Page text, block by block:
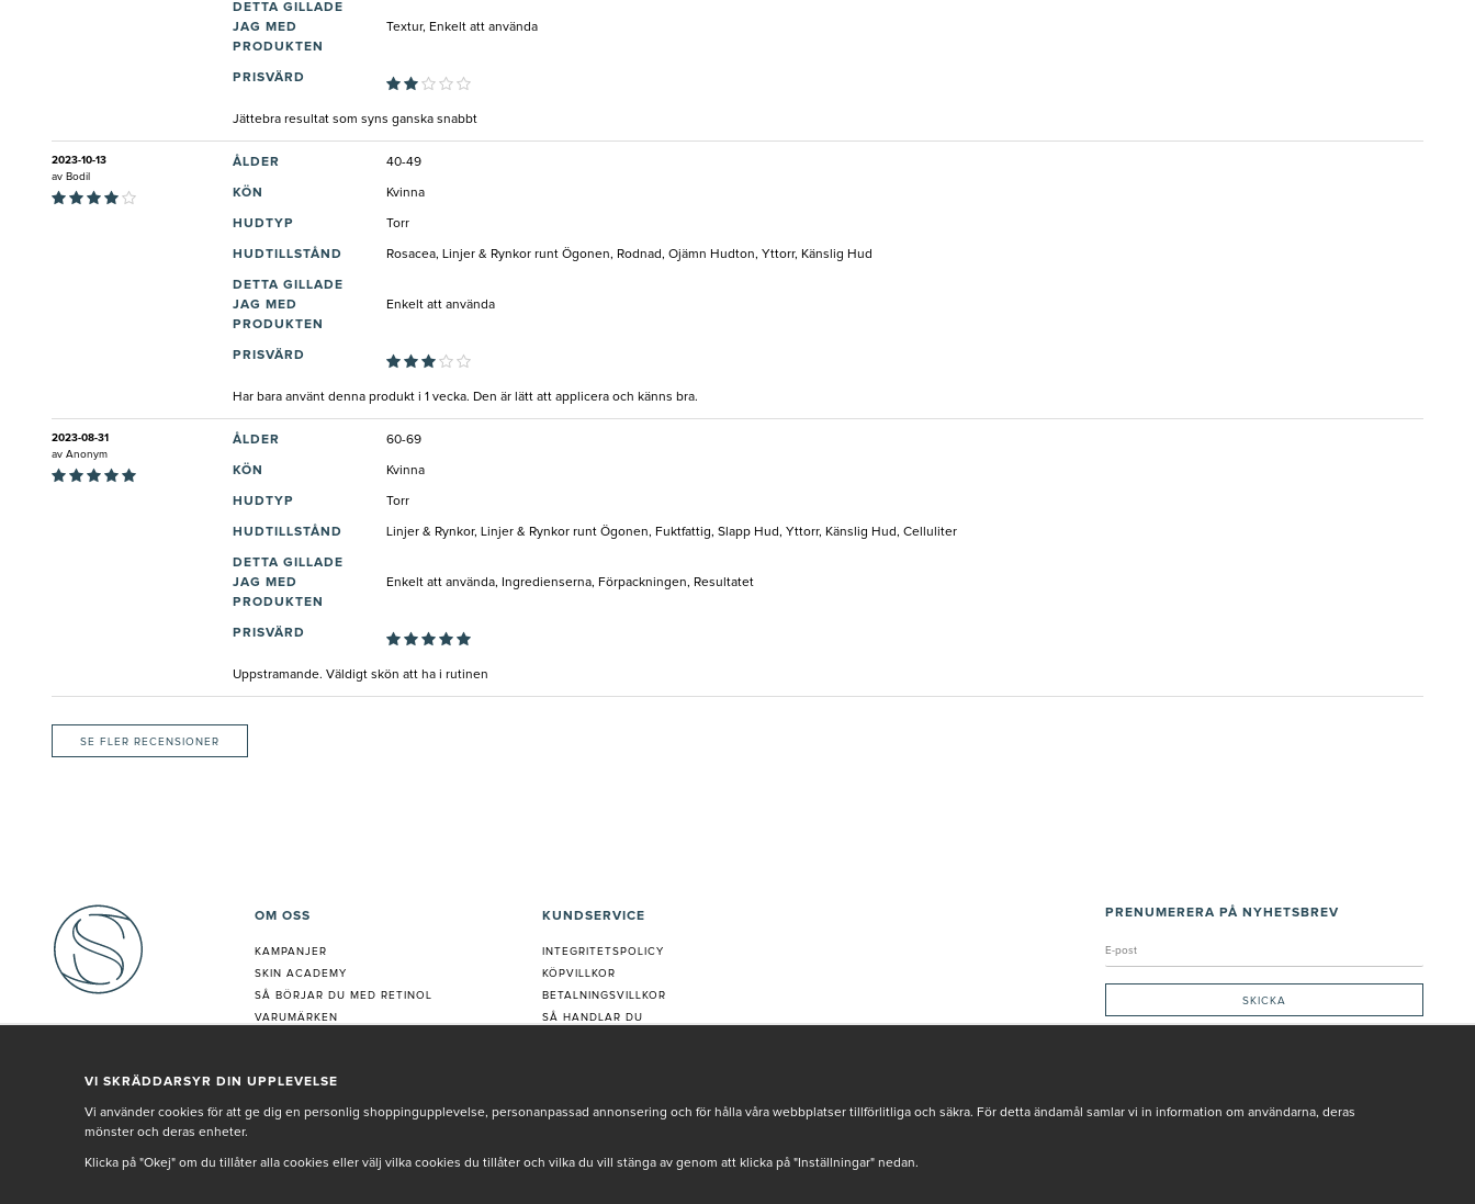
DETTA GILLADE
JAG MED
PRODUKTEN
Textur, Enkelt att använda
PRISVÄRD
Jättebra resultat som syns ganska snabbt
2023-10-13
av Bodil
ÅLDER 40-49
KÖN Kvinna
HUDTYP Torr
HUDTILLSTÅND Rosacea, Linjer & Rynkor runt Ögonen, Rodnad, Ojämn Hudton, Yttorr, Känslig Hud
DETTA GILLADE
JAG MED
PRODUKTEN
Enkelt att använda
PRISVÄRD
Har bara använt denna produkt i 1 vecka. Den är lätt att applicera och känns bra.
2023-08-31
av Anonym
ÅLDER 60-69
KÖN Kvinna
HUDTYP Torr
HUDTILLSTÅND Linjer & Rynkor, Linjer & Rynkor runt Ögonen, Fuktfattig, Slapp Hud, Yttorr, Känslig Hud, Celluliter
DETTA GILLADE
JAG MED
PRODUKTEN
Enkelt att använda, Ingredienserna, Förpackningen, Resultatet
PRISVÄRD
Uppstramande. Väldigt skön att ha i rutinen
SE FLER RECENSIONER
OM OSS
KAMPANJER
SKIN ACADEMY
SÅ BÖRJAR DU MED RETINOL
VARUMÄRKEN
VÅR PERSONAL
KUNDSERVICE
INTEGRITETSPOLICY
KÖPVILLKOR
BETALNINGSVILLKOR
SÅ HANDLAR DU
REKLAMATION
PRENUMERERA PÅ NYHETSBREV
VI SKRÄDDARSYR DIN UPPLEVELSE
Vi använder cookies för att ge dig en personlig shoppingupplevelse, personanpassad annonsering och för hålla våra webbplatser tillförlitliga och säkra. För detta ändamål samlar vi in information om användarna, deras
mönster och deras enheter.
Klicka på "Okej" om du tillåter alla cookies eller välj vilka cookies du tillåter och vilka du vill stänga av genom att klicka på "Inställningar" nedan.